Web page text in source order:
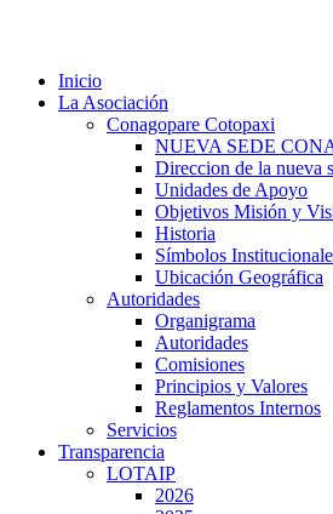
Inicio
La Asociación
Conagopare Cotopaxi
NUEVA SEDE
Direccion de la nueva
Unidades de Apoyo
Objetivos Misión y
Historia
Símbolos
Ubicación Geográfica
Autoridades
Organigrama
Autoridades
Comisiones
Principios y Valores
Reglamentos Internos
Servicios
Transparencia
LOTAIP
2026